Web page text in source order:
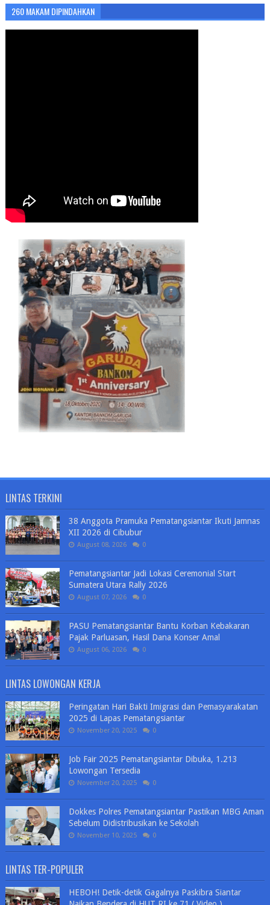
260 MAKAM DIPINDAHKAN
LINTAS TERKINI
38 Anggota Pramuka Pematangsiantar Ikuti Jamnas
XII 2026 di Cibubur
August 08, 2026 0
Pematangsiantar Jadi Lokasi Ceremonial Start
Sumatera Utara Rally 2026
August 07, 2026 0
PASU Pematangsiantar Bantu Korban Kebakaran
Pajak Parluasan, Hasil Dana Konser Amal
August 06, 2026 0
LINTAS LOWONGAN KERJA
Peringatan Hari Bakti Imigrasi dan Pemasyarakatan
2025 di Lapas Pematangsiantar
November 20, 2025 0
Job Fair 2025 Pematangsiantar Dibuka, 1.213
Lowongan Tersedia
November 20, 2025 0
Dokkes Polres Pematangsiantar Pastikan MBG Aman
Sebelum Didistribusikan ke Sekolah
November 10, 2025 0
LINTAS TER-POPULER
HEBOH! Detik-detik Gagalnya Paskibra Siantar